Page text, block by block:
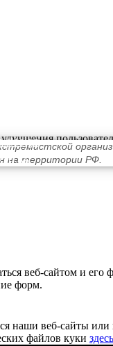
веб-сайтом и
форм.
наши веб-сайты
файлов куки здесь
на территории РФ.
56